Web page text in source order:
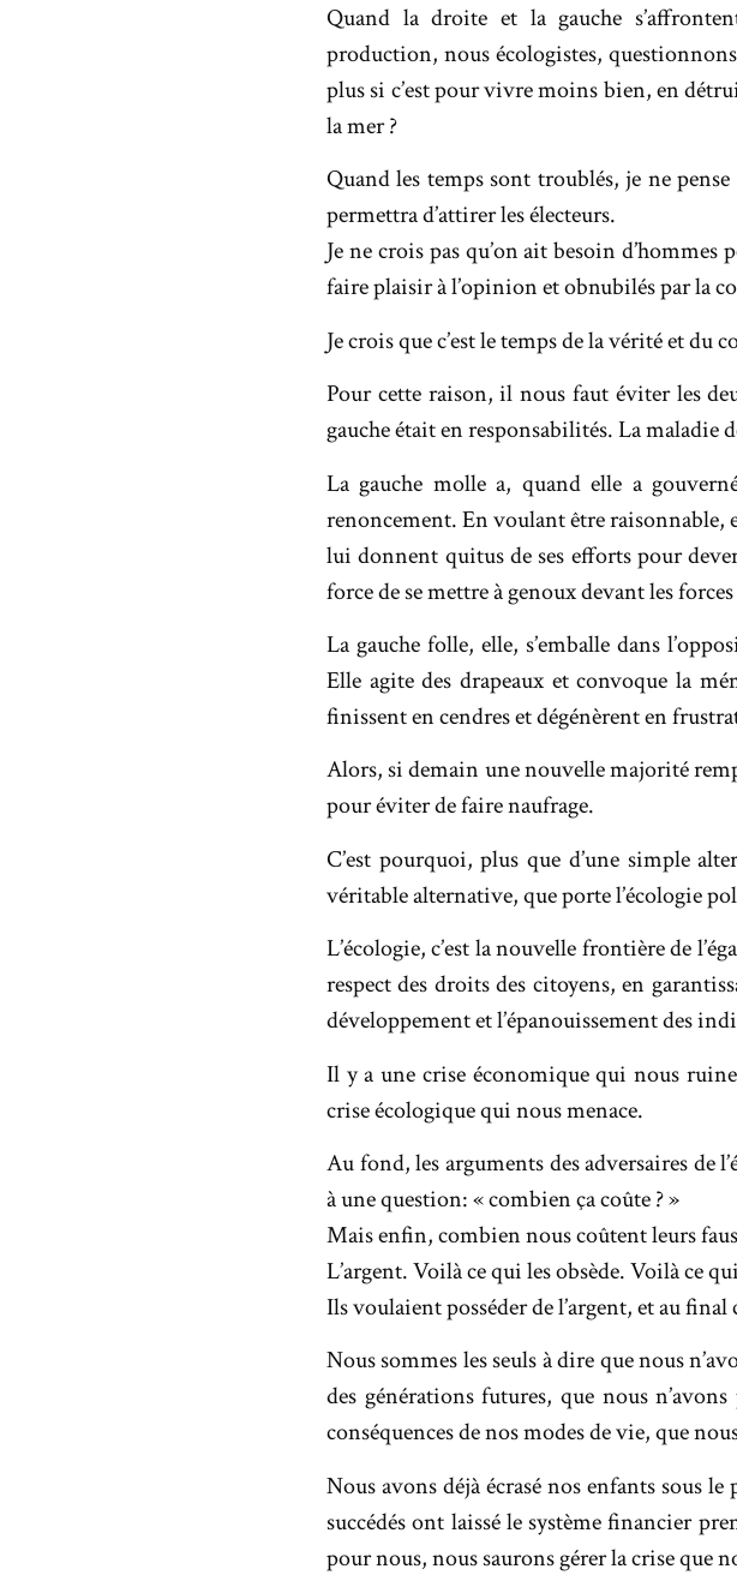
Quand la droite et la gauche
production, nous écologistes,
plus si c’est pour vivre moins bien, en
la mer ?
Quand les temps sont troublés, je ne
permettra d’attirer les électeurs.
Je ne crois pas qu’on ait besoin
faire plaisir à l’opinion et obnubilés par la
Je crois que c’est le temps de la vérité et du
Pour cette raison, il nous faut éviter les
gauche était en responsabilités. La maladie
La gauche molle a, quand elle a
renoncement. En voulant être raisonnable,
lui donnent quitus de ses efforts pour
force de se mettre à genoux devant les
La gauche folle, elle, s’emballe dans
Elle agite des drapeaux et convoque la
finissent en cendres et dégénèrent en
Alors, si demain une nouvelle majorité
pour éviter de faire naufrage.
C’est pourquoi, plus que d’une simple
véritable alternative, que porte l’écologie
L’écologie, c’est la nouvelle frontière de
respect des droits des citoyens, en
développement et l’épanouissement des
Il y a une crise économique qui nous
crise écologique qui nous menace.
Au fond, les arguments des adversaires de
à une question: « combien ça coûte ? »
Mais enfin, combien nous coûtent leurs
L’argent. Voilà ce qui les obsède. Voilà ce
Ils voulaient posséder de l’argent, et au final
Nous sommes les seuls à dire que nous
des générations futures, que nous
conséquences de nos modes de vie, que
Nous avons déjà écrasé nos enfants sous
succédés ont laissé le système financier
pour nous, nous saurons gérer la crise que